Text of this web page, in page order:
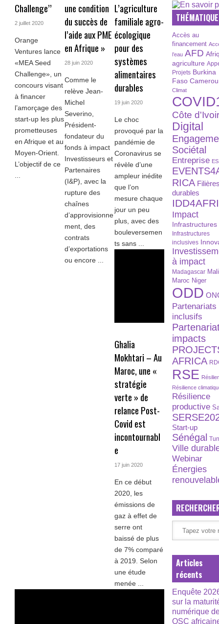
Challenge’’
2 juillet 2020
Orange
Ventures lance
«MEA Seed
Challenge», un
concours visant
à financer
l’amorçage des
start-up les plus
prometteuses
en Afrique et au
Moyen-Orient.
L’objectif de ce
une condition
du succès de
l’aide aux PME
en Afrique »
28 juin 2020
Comme le
relève Jean-
Michel
Severino,
Président-
fondateur du
fonds à impact
Investisseurs et
Partenaires
(I&P), avec la
rupture des
chaînes
d’approvisionne
ment, des
contrats
d’exportations
ou encore ...
L’agriculture
familiale agro-
écologique
pour des
systèmes
alimentaires
durables
19 juin 2020
Le choc
provoqué par la
pandémie de
Coronavirus se
révèle d’une
ampleur inédite
que l’on
mesure chaque
jour un peu
plus, avec des
bouleversemen
ts sans ...
Ghalia
Mokhtari – Au
Maroc, une «
stratégie
verte » de
relance Post-
Covid est
incontournabl
e
17 juin 2020
En ce début
2020, les
émissions de
gaz à effet de
serre ont
baissé de plus
de 7% comparé
à 2019. Selon
une étude
menée ...
Accès au
financement
l’eau AFD
agriculture
Projets Burkina
Faso
Climat
Côte
Digital
Sociétal
Entreprise
RICA
durables
Impact
Infrastructures
Infrastructures
inclusives
à impact
Madagascar Mali
Maroc Niger
ODD
Partenariats
inclusifs
impacts
AFRICA
RSE
Résilience
Résilience
productive
Start-up
Sénégal
Ville
Webinar
Énergies
Articles
récents
Enquête
sur la
numérique
OSC